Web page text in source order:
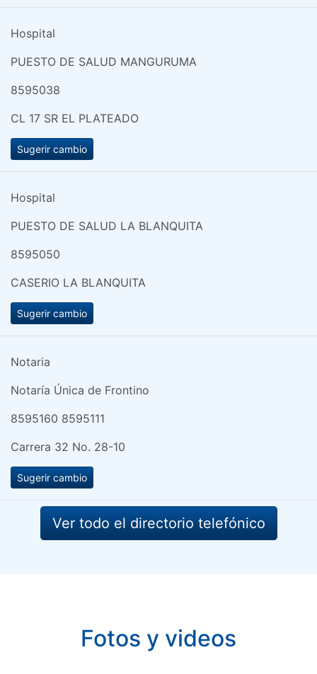
Hospital
PUESTO DE SALUD MANGURUMA
8595038
CL 17 SR EL PLATEADO
Sugerir cambio
Hospital
PUESTO DE SALUD LA BLANQUITA
8595050
CASERIO LA BLANQUITA
Sugerir cambio
Notaria
Notaría Única de Frontino
8595160 8595111
Carrera 32 No. 28-10
Sugerir cambio
Ver todo el directorio telefónico
Fotos y videos